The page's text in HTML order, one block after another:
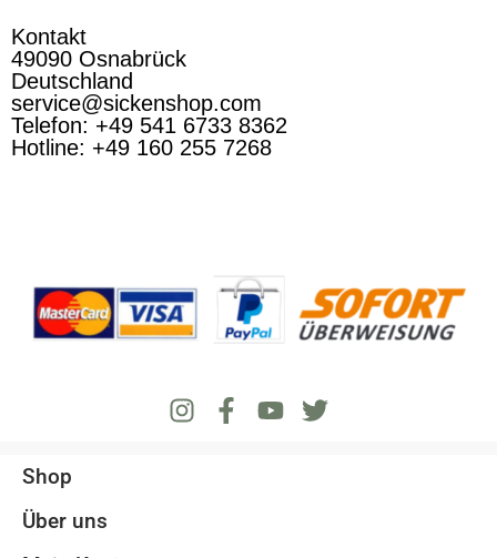
Kontakt
49090 Osnabrück
Deutschland
service@sickenshop.com
Telefon: +49 541 6733 8362
Hotline: +49 160 255 7268
Shop
Über uns